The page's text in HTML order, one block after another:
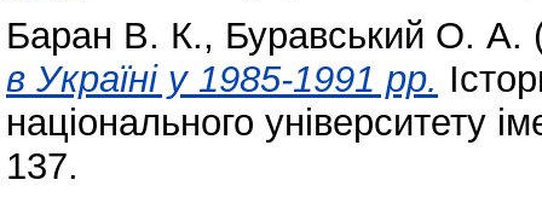
Баран В. К., Буравський О. А.
в Україні у 1985-1991 рр.
національного університету
137.